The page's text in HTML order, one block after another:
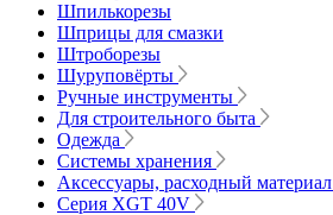
Шпилькорезы
Шприцы для смазки
Штроборезы
Шуруповёрты
Ручные инструменты
Для строительного быта
Одежда
Системы хранения
Аксессуары, расходный материал
Серия XGT 40V